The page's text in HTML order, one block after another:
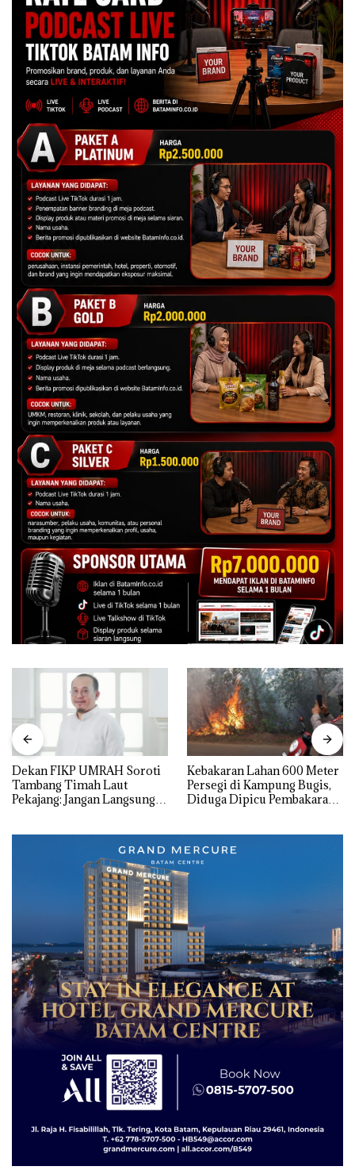
Dekan FIKP UMRAH Soroti
Tambang Timah Laut
Pekajang: Jangan Langsung
Kebakaran Lahan 600 Meter
Persegi di Kampung Bugis,
Diduga Dipicu Pembakaran